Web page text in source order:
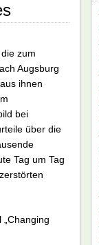
zum
Augsburg
ihnen
bei
über die
Tag um Tag